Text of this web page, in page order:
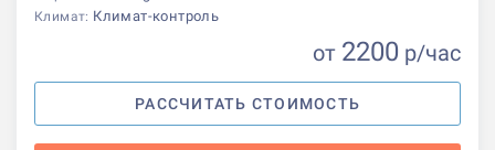
Климат: Климат-контроль
от 2200 р/час
РАССЧИТАТЬ СТОИМОСТЬ